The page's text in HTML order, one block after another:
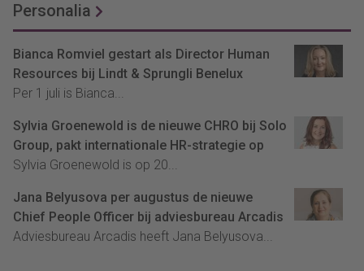
Personalia
Bianca Romviel gestart als Director Human
Resources bij Lindt & Sprungli Benelux
Per 1 juli is Bianca...
Sylvia Groenewold is de nieuwe CHRO bij Solo
Group, pakt internationale HR-strategie op
Sylvia Groenewold is op 20...
Jana Belyusova per augustus de nieuwe
Chief People Officer bij adviesbureau Arcadis
Adviesbureau Arcadis heeft Jana Belyusova...